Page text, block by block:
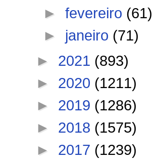
►fevereiro (61)
► janeiro (71)
► 2021 (893)
► 2020 (1211)
► 2019 (1286)
► 2018 (1575)
► 2017 (1239)